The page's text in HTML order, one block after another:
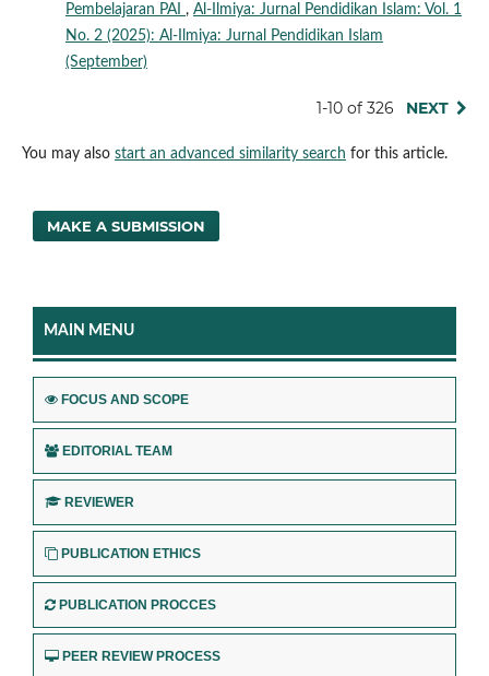
Pembelajaran PAI , Al-Ilmiya: Jurnal Pendidikan Islam: Vol. 1
No. 2 (2025): Al-Ilmiya: Jurnal Pendidikan Islam
(September)
1-10 of 326 NEXT
You may also start an advanced similarity search for this article.
MAKE A SUBMISSION
MAIN MENU
FOCUS AND SCOPE
EDITORIAL TEAM
REVIEWER
PUBLICATION ETHICS
PUBLICATION PROCCES
PEER REVIEW PROCESS